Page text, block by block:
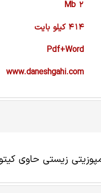
2 Mb
414 کیلو بایت
Pdf+Word
www.daneshgahi.com
زیستی حاوی